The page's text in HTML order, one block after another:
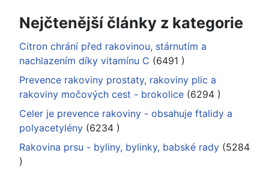
Nejčtenější články z kategorie
Citron chrání před rakovinou, stárnutím a
nachlazením díky vitamínu C (6491 )
Prevence rakoviny prostaty, rakoviny plic a
rakoviny močových cest - brokolice (6294 )
Celer je prevence rakoviny - obsahuje ftalidy a
polyacetylény (6234 )
Rakovina prsu - byliny, bylinky, babské rady (5284
)